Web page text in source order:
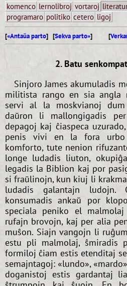
komenco lernolibroj vortaroj
programaro politiko cetero ligoj
[«Antaŭa parto] [Sekva parto»] [
2. Batu
Sinjoro James akumuladis
militista rango en sia angla
servi al la moskvianoj
daŭron li mallongigadis
depagoj kaj ĉiaspeca
penis vivi en la fora urbo
komforto, tute nenion
longe ludadis liuton,
legadis la Biblion kaj por
si fraŭlinojn, kun kiuj li
ludadis galantajn ludojn.
konsumadis ankaŭ por
speciala peniko el
rufajn brovojn, kaj per alia
muŝon. Siajn vangojn li
estu pli malmolaj, ŝmiradis
formiloj ĉiam estis etenditaj
semajntagoj: «lundo»,
doganistoj estis gardantaj